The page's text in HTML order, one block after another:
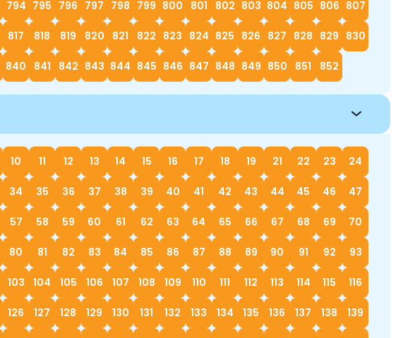
794 795 796 797 798 799 800 801 802 803 804 805 806 807
817 818 819 820 821 822 823 824 825 826 827 828 829 830
840 841 842 843 844 845 846 847 848 849 850 851 852
10 11 12 13 14 15 16 17 18 19 21 22 23 24
34 35 36 37 38 39 40 41 42 43 44 45 46 47
57 58 59 60 61 62 63 64 65 66 67 68 69 70
80 81 82 83 84 85 86 87 88 89 90 91 92 93
103 104 105 106 107 108 109 110 111 112 113 114 115 116
126 127 128 129 130 131 132 133 134 135 136 137 138 139